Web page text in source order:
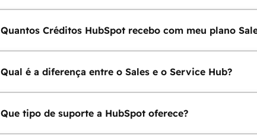
Quantos Créditos HubSpot recebo com meu plano
Qual é a diferença entre o Sales e o Service Hub?
Que tipo de suporte a HubSpot oferece?